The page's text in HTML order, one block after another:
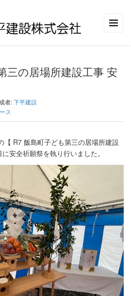
三の居場所建設工事 安
者:下平建設
ス
【 R7 飯島町子ども第三の居場所建設
安全祈願祭を執り行いました。